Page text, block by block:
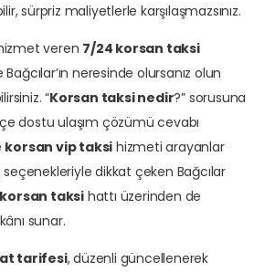
sürpriz maliyetlerle karşılaşmazsınız.
veren 7/24 korsan taksi
neresinde olursanız olun
“Korsan taksi nedir?” sorusuna
dostu ulaşım çözümü cevabı
korsan vip taksi hizmeti arayanlar
dikkat çeken Bağcılar
taksi hattı üzerinden de
sunar.
tarifesi, düzenli güncellenerek